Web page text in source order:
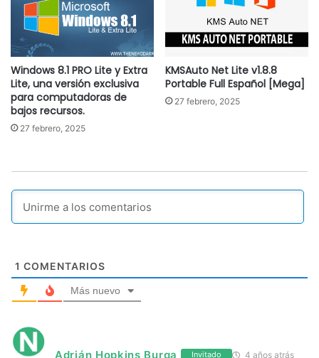
Windows 8.1 PRO Lite y Extra
Lite, una versión exclusiva
para computadoras de
bajos recursos.
27 febrero, 2025
KMSAuto Net Lite v1.8.8
Portable Full Español [Mega]
27 febrero, 2025
1 COMENTARIOS
Más nuevo
Adrián Hopkins Burga Invitado 4 años atrás